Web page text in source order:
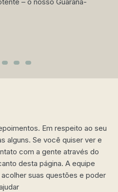
Em respeito ao seu
alguns. Se você quiser ver e
com a gente através do
desta página. A equipe
suas questões e poder